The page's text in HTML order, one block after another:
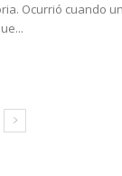
Ocurrió cuando